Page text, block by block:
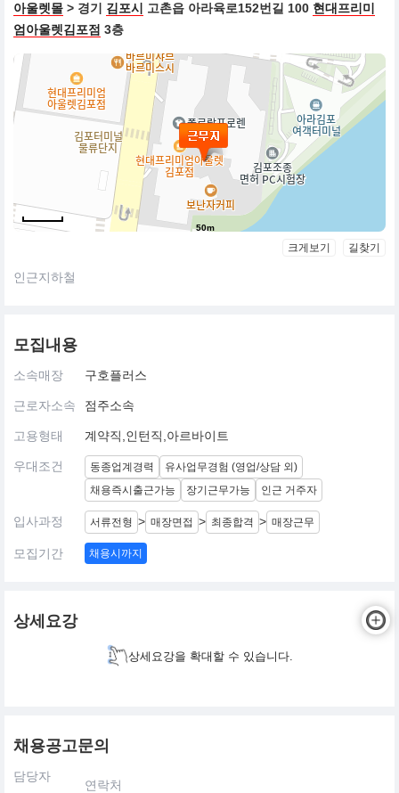
아울렛몰 > 경기 김포시 고촌읍 아라육로152번길 100 현대프리미
엄아울렛김포점 3층
50m
크게보기 길찾기
인근지하철
모집내용
소속매장 구호플러스
근로자소속 점주소속
고용형태 계약직,인턴직,아르바이트
우대조건 동종업계경력
유사업무경험 (영업/상담 외)
채용즉시출근가능
장기근무가능 인근 거주자
입사과정 서류전형 > 매장면접 > 최종합격 > 매장근무
모집기간 채용시까지
상세요강
상세요강을 확대할 수 있습니다.
채용공고문의
담당자
연락처